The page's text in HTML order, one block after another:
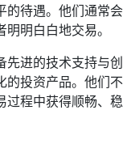
的待遇。他们通常会
明白白地交易。
进的技术支持与创
的投资产品。他们不
过程中获得顺畅、稳